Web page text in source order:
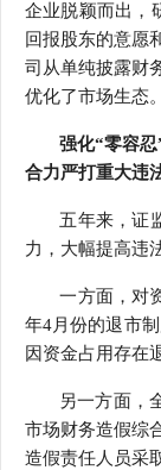
企业脱颖而出，
回报股东的意愿
司从单纯披露财
优化了市场生态。
强化“零容忍
合力严打重大违
五年来，证
力，大幅提高违
一方面，对
年4月份的退市
因资金占用存在
另一方面，
市场财务造假综
造假责任人员采